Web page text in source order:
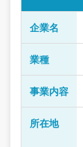
企業名
業種
事業内容
所在地